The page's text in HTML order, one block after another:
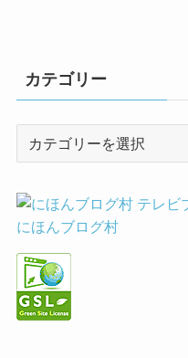
カテゴリー
リ
ー
にほんブログ村